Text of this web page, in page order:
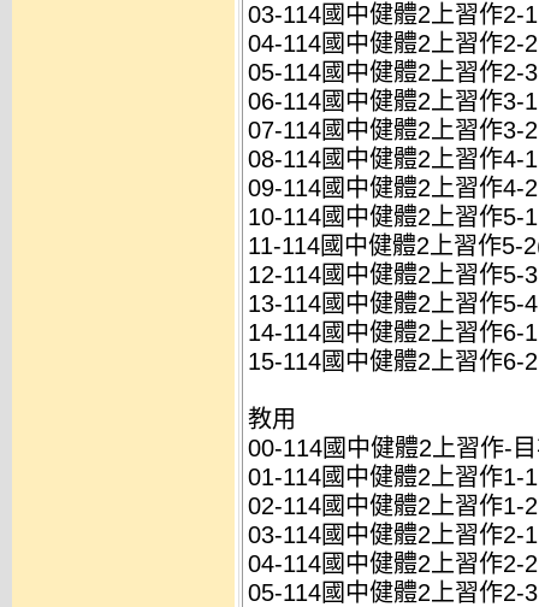
03-114國中健體2上習作2-
04-114國中健體2上習作2-
05-114國中健體2上習作2-
06-114國中健體2上習作3-
07-114國中健體2上習作3-
08-114國中健體2上習作4-
09-114國中健體2上習作4-
10-114國中健體2上習作5-
11-114國中健體2上習作5-
12-114國中健體2上習作5-
13-114國中健體2上習作5-
14-114國中健體2上習作6-
15-114國中健體2上習作6-
教用
00-114國中健體2上習作-
01-114國中健體2上習作1-
02-114國中健體2上習作1-
03-114國中健體2上習作2-
04-114國中健體2上習作2-
05-114國中健體2上習作2-